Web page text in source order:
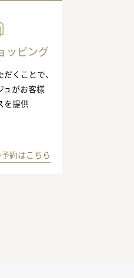
ッピング
くことで、
ュがお客様
を提供
約はこちら